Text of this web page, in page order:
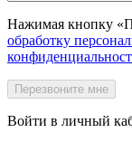
Нажимая кнопку
обработку
Перезвоните мне
Войти в личный